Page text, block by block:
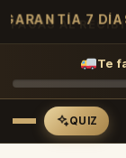
GARANTÍA 7
Te
QUIZ